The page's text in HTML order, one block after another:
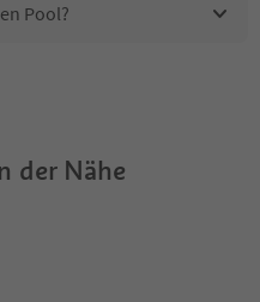
Pool?
urban Apartments
Apartments?
einen
der Nähe